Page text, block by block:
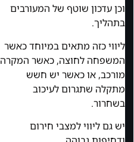
וכן עדכון שוטף של המעורבים
בתהליך.
ליווי כזה מתאים במיוחד כאשר
המשפחה לחוצה, כאשר המקרה
מורכב, או כאשר יש חשש
מתקלה שתגרום לעיכוב
בשחרור.
יש גם ליווי למצבי חירום